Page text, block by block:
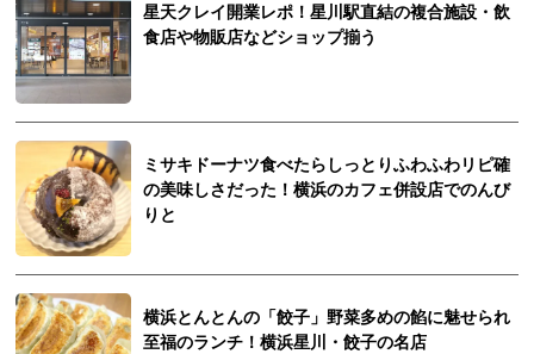
星天クレイ開業レポ！星川駅直結の複合施設・飲
食店や物販店などショップ揃う
ミサキドーナツ食べたらしっとりふわふわリピ確
の美味しさだった！横浜のカフェ併設店でのんび
りと
横浜とんとんの「餃子」野菜多めの餡に魅せられ
至福のランチ！横浜星川・餃子の名店